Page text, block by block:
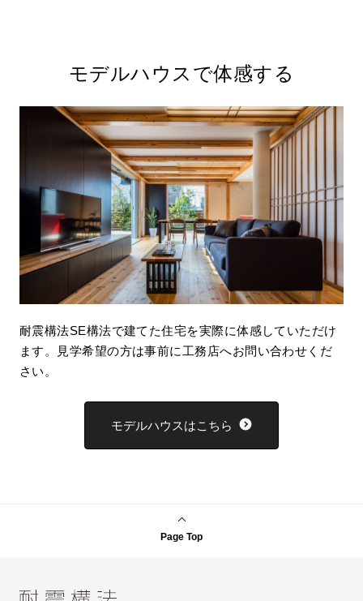
モデルハウスで体感する
耐震構法SE構法で建てた住宅を実際に体感していただけ
ます。見学希望の方は事前に工務店へお問い合わせくだ
さい。
モデルハウスはこちら
Page Top